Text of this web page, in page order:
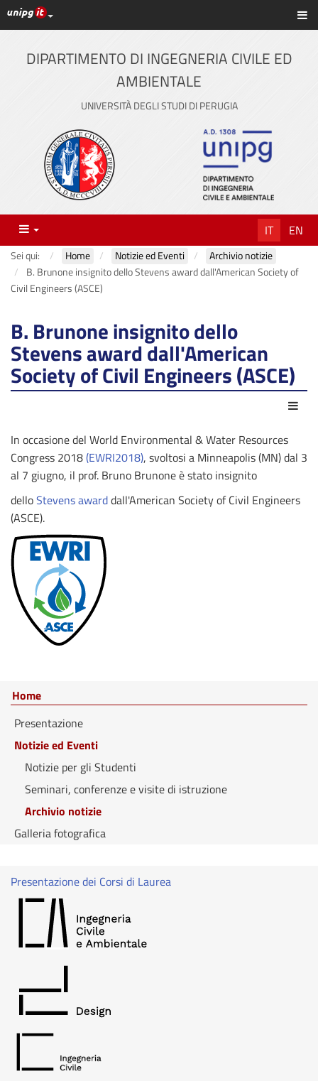
Vai
al
contenuto
principale
Link ai principali servizi web di Ateneo
DIPARTIMENTO DI INGEGNERIA CIVILE ED
AMBIENTALE
UNIVERSITÀ DEGLI STUDI DI PERUGIA
Menu IT EN
Sei qui: Home Notizie ed Eventi
Archivio notizie
B. Brunone insignito dello Stevens award dall'American Society of
Civil Engineers (ASCE)
B. Brunone insignito dello
Stevens award dall'American
Society of Civil Engineers (ASCE)
In occasione del World Environmental & Water Resources
Congress 2018(EWRI2018), svoltosi a Minneapolis (MN) dal 3
al 7 giugno, il prof. Bruno Brunone è stato insignito
delloStevens awarddall'American Society of Civil Engineers
(ASCE).
Home
Presentazione
Notizie ed Eventi
Notizie per gli Studenti
Seminari, conferenze e visite di istruzione
Archivio notizie
Galleria fotografica
Presentazione dei Corsi di Laurea